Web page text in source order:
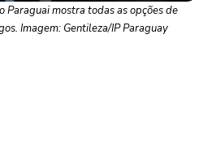
Paraguai mostra todas as opções de
Imagem: Gentileza/IP Paraguay